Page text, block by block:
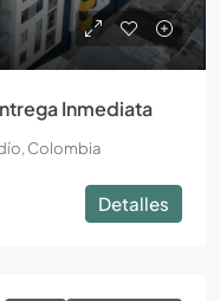
Inmediata
Colombia
Detalles